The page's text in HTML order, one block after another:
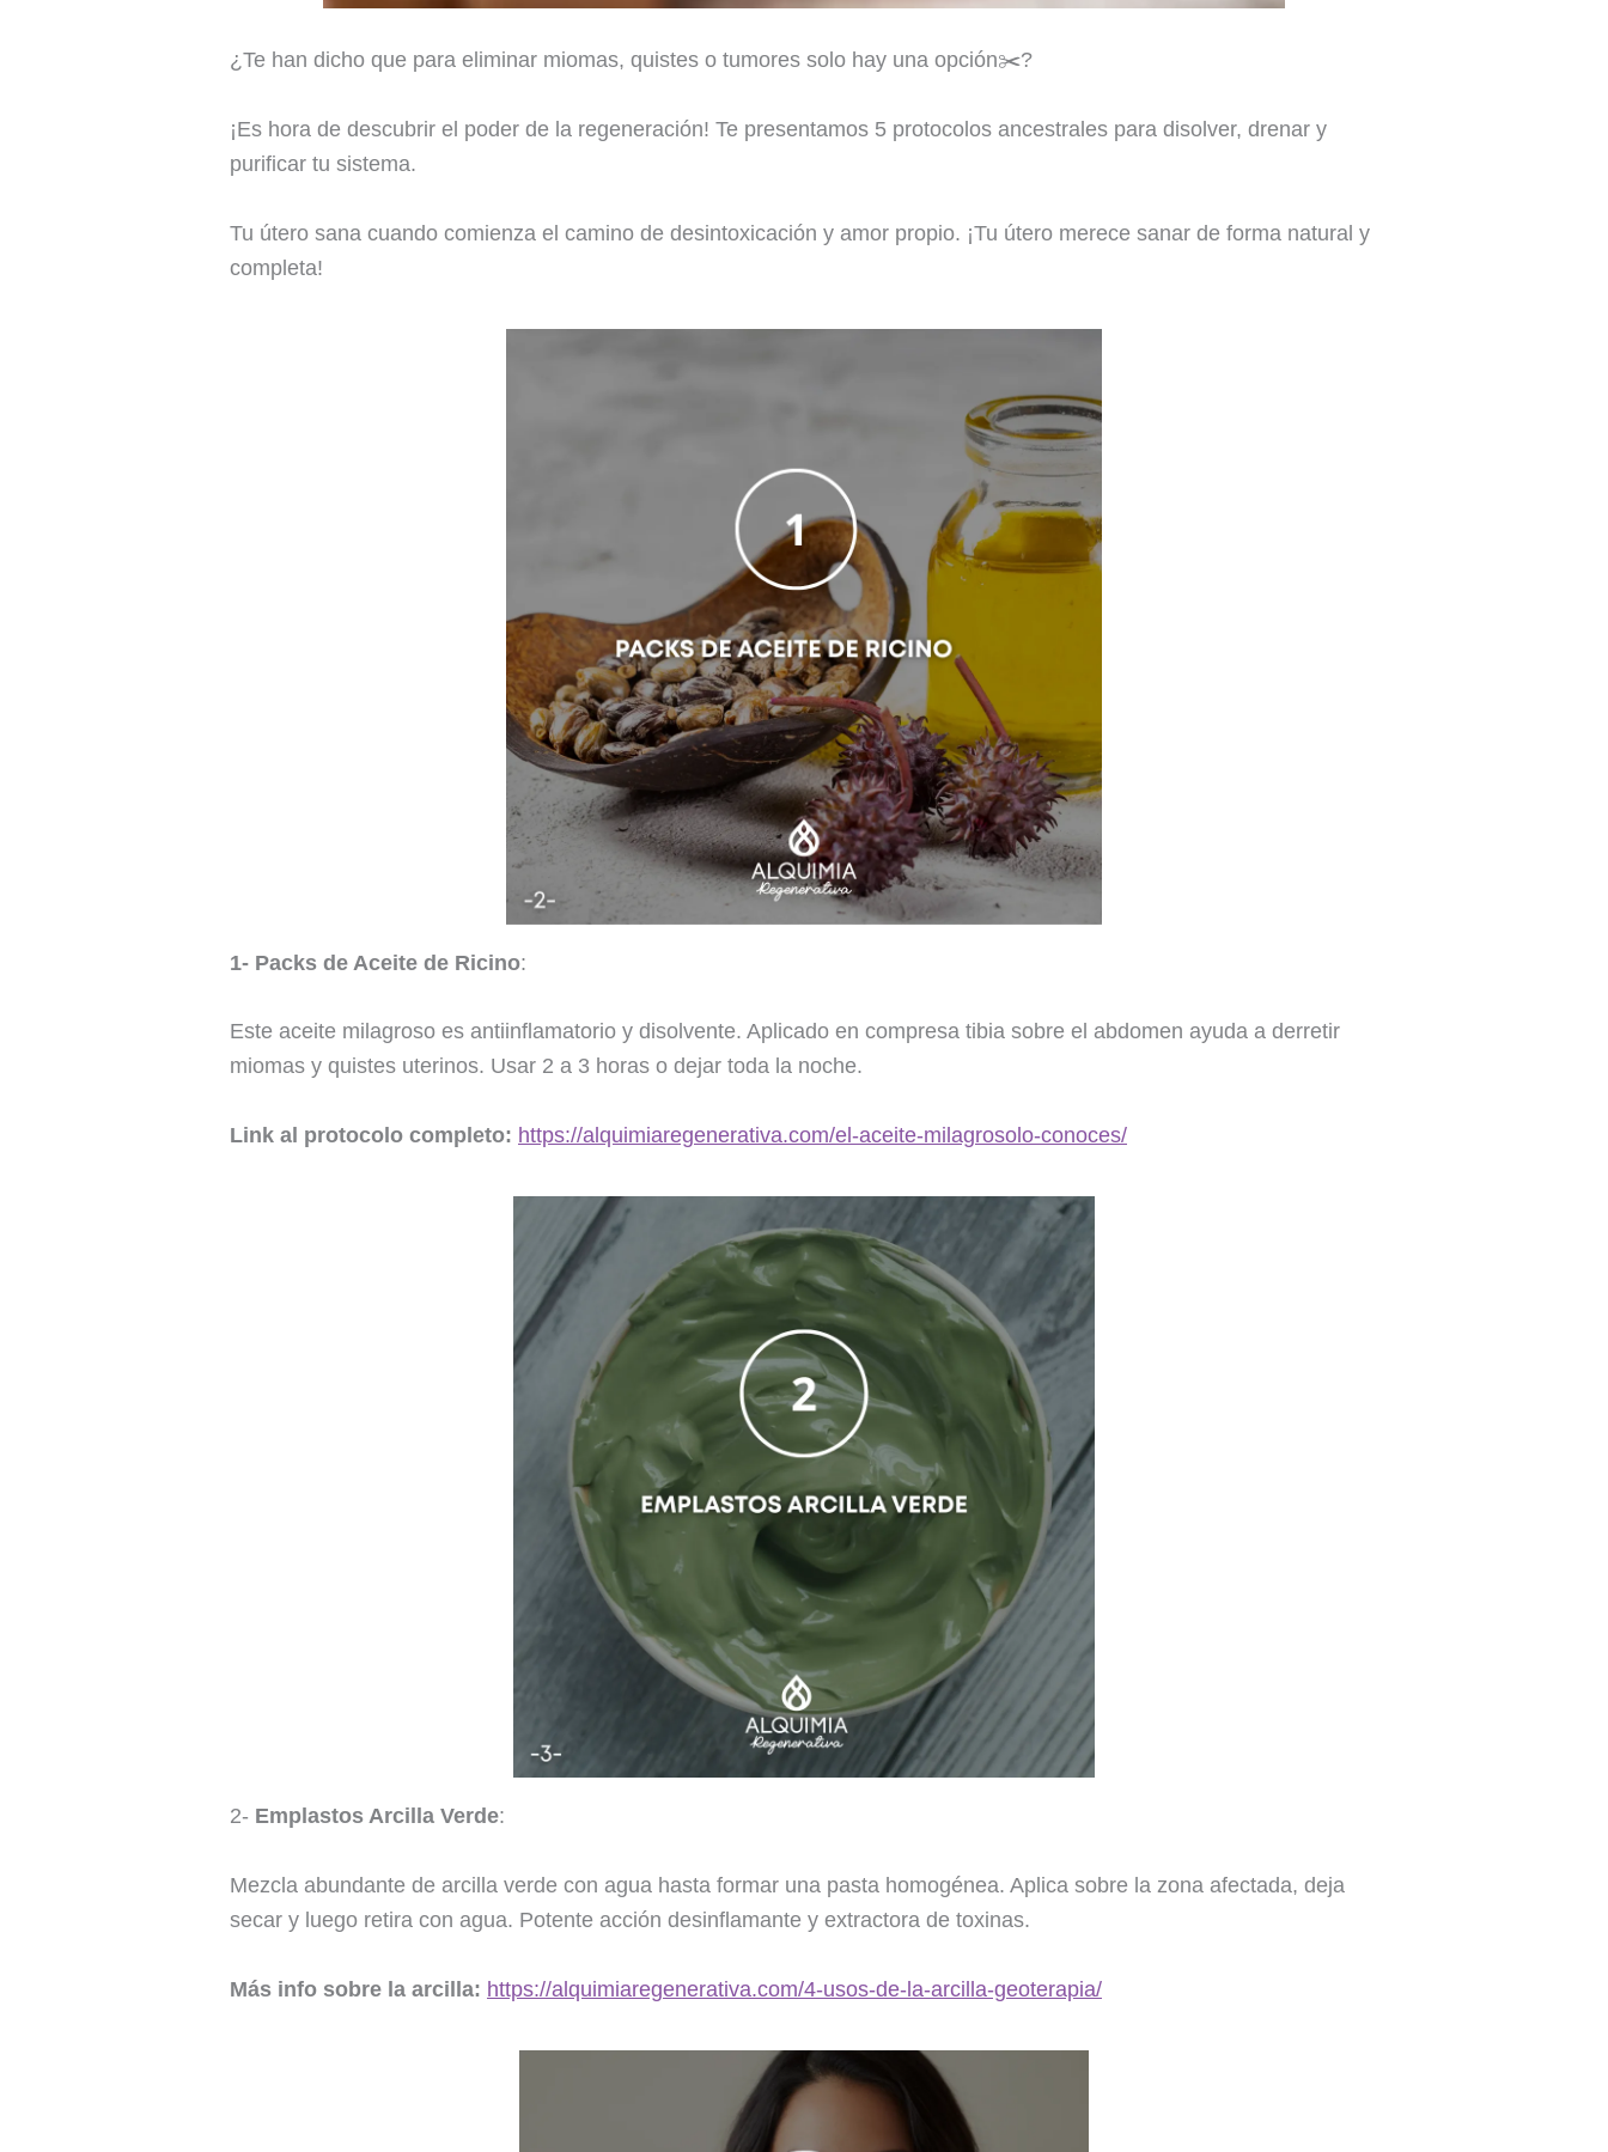
¿Te han dicho que para eliminar miomas, quistes o tumores solo hay una opción✂️?
¡Es hora de descubrir el poder de la regeneración! Te presentamos 5 protocolos ancestrales para disolver, drenar y
purificar tu sistema.
Tu útero sana cuando comienza el camino de desintoxicación y amor propio. ¡Tu útero merece sanar de forma natural y
completa!
1- Packs de Aceite de Ricino:
Este aceite milagroso es antiinflamatorio y disolvente. Aplicado en compresa tibia sobre el abdomen ayuda a derretir
miomas y quistes uterinos. Usar 2 a 3 horas o dejar toda la noche.
Link al protocolo completo: https://alquimiaregenerativa.com/el-aceite-milagrosolo-conoces/
2- Emplastos Arcilla Verde:
Mezcla abundante de arcilla verde con agua hasta formar una pasta homogénea. Aplica sobre la zona afectada, deja
secar y luego retira con agua. Potente acción desinflamante y extractora de toxinas.
Más info sobre la arcilla: https://alquimiaregenerativa.com/4-usos-de-la-arcilla-geoterapia/